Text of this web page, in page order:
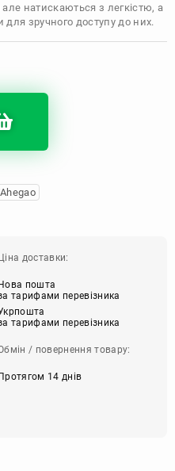
натискаються з легкістю, а
зручного доступу до них.
доставки:
пошта
тарифами перевізника
тарифами перевізника
/ повернення товару:
14 днів